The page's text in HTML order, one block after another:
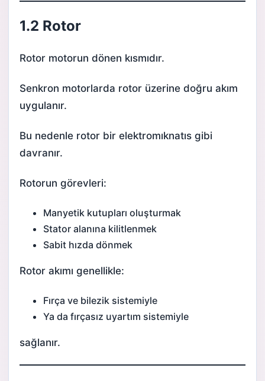
1.2 Rotor
Rotor motorun dönen kısmıdır.
Senkron motorlarda rotor üzerine doğru akım
uygulanır.
Bu nedenle rotor bir elektromıknatıs gibi
davranır.
Rotorun görevleri:
Manyetik kutupları oluşturmak
Stator alanına kilitlenmek
Sabit hızda dönmek
Rotor akımı genellikle:
Fırça ve bilezik sistemiyle
Ya da fırçasız uyartım sistemiyle
sağlanır.